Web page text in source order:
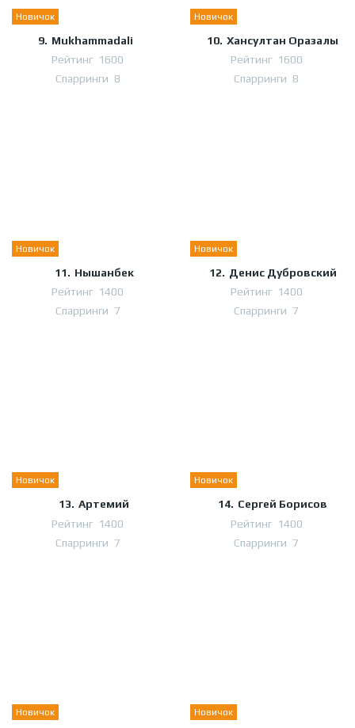
Новичок
9. Mukhammadali
Рейтинг 1600
Спарринги 8
Новичок
10. Хансултан Оразалы
Рейтинг 1600
Спарринги 8
Новичок
11. Нышанбек
Рейтинг 1400
Спарринги 7
Новичок
12. Денис Дубровский
Рейтинг 1400
Спарринги 7
Новичок
13. Артемий
Рейтинг 1400
Спарринги 7
Новичок
14. Сергей Борисов
Рейтинг 1400
Спарринги 7
Новичок Новичок